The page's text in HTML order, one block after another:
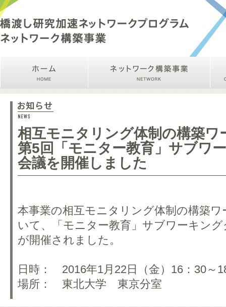
相互モニタリング体制の構築ワ
第5回「モニター教育」サブワ
会議を開催しました
本事業の相互モニタリング体制の構築
いて、「モニター教育」サブワーキン
が開催されました。
日時： 2016年1月22日（金）16：30～
場所： 東北大学 東京分室